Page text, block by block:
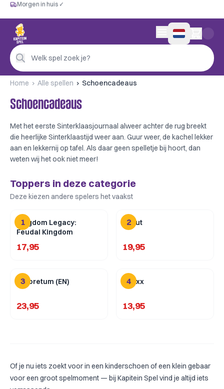
Gratis vanaf €60
Morgen in huis ✓
Persoonlijk advies
4,9/5 —
Morgen in huis ✓
Welk spel zoek je?
0 artikelen in
Home Alle spellen Schoencadeaus
Schoencadeaus
Met het eerste Sinterklaasjournaal alweer achter de rug breekt
die heerlijke Sinterklaastijd weer aan. Guur weer, de kachel lekker
aan en lekkernij op tafel. Als daar geen spelletje bij hoort, dan
weten wij het ook niet meer!
Toppers in deze categorie
Deze kiezen andere spelers het vaakst
1
Kingdom Legacy:
Feudal Kingdom
17,95
2
Scout
19,95
3
Arboretum (EN)
23,95
4
Qwixx
13,95
Of je nu iets zoekt voor in een kinderschoen of een klein gebaar
voor een groot spelmoment — bij Kapitein Spel vind je altijd iets